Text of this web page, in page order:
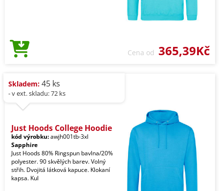
Cena od 365,39Kč
Skladem: 45 ks
- v ext. skladu: 72 ks
Just Hoods College Hoodie
kód výrobku:awjh001tb-3xl
Sapphire
Just Hoods 80% Ringspun bavlna/20%
polyester. 90 skvělých barev. Volný
střih. Dvojitá látková kapuce. Klokaní
kapsa. Kul